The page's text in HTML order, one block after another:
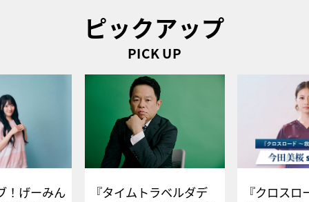
ピックアップ
PICK UP
！げーみん
『タイムトラベルダデ
『クロス